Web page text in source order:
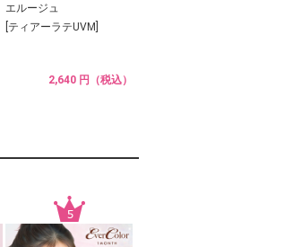
エルージュ
[ティアーラテUVM]
2,640 円（税込）